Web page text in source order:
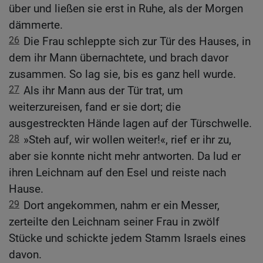
über und ließen sie erst in Ruhe, als der Morgen
dämmerte.
26 Die Frau schleppte sich zur Tür des Hauses, in
dem ihr Mann übernachtete, und brach davor
zusammen. So lag sie, bis es ganz hell wurde.
27 Als ihr Mann aus der Tür trat, um
weiterzureisen, fand er sie dort; die
ausgestreckten Hände lagen auf der Türschwelle.
28 »Steh auf, wir wollen weiter!«, rief er ihr zu,
aber sie konnte nicht mehr antworten. Da lud er
ihren Leichnam auf den Esel und reiste nach
Hause.
29 Dort angekommen, nahm er ein Messer,
zerteilte den Leichnam seiner Frau in zwölf
Stücke und schickte jedem Stamm Israels eines
davon.